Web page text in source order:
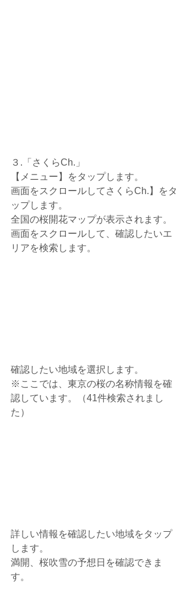
３.「さくらCh.」
【メニュー】をタップします。
画面をスクロールしてさくらCh.】をタ
ップします。
全国の桜開花マップが表示されます。
画面をスクロールして、確認したいエ
リアを検索します。
確認したい地域を選択します。
※ここでは、東京の桜の名称情報を確
認しています。（41件検索されまし
た）
詳しい情報を確認したい地域をタップ
します。
満開、桜吹雪の予想日を確認できま
す。